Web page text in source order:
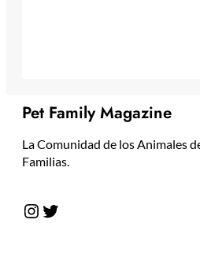
Pet Family Magazine
La Comunidad de los Animales
Familias.
Instagram Twitter